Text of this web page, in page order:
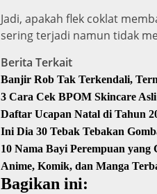
Jadi, apakah flek coklat
sering terjadi namun tidak
Berita Terkait
Banjir Rob Tak Terkendali,
3 Cara Cek BPOM Skincare
Daftar Ucapan Natal di Tahun
Ini Dia 30 Tebak Tebakan
10 Nama Bayi Perempuan yang
Anime, Komik, dan Manga
Bagikan ini: